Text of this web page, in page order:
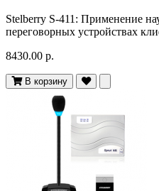
Stelberry S-411: Применение
переговорных устройствах
8430.00 р.
В корзину